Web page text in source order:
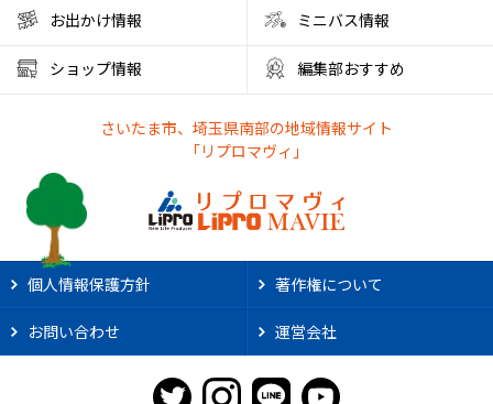
お出かけ情報 ミニバス情報
ショップ情報 編集部おすすめ
さいたま市、埼玉県南部の地域情報サイト
「リプロマヴィ」
個人情報保護方針 著作権について
お問い合わせ 運営会社